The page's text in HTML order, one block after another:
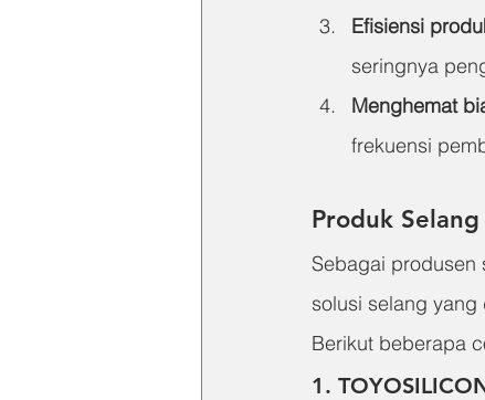
Efisiensi
seringnya
Menghemat
frekuensi
Produk
Sebagai produsen
solusi selang
Berikut beberapa
1.